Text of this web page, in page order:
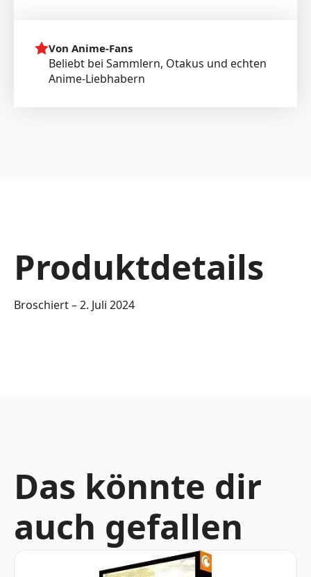
Von Anime-Fans
Beliebt bei Sammlern, Otakus und echten
Anime-Liebhabern
Produktdetails
Broschiert – 2. Juli 2024
Das könnte dir
auch gefallen